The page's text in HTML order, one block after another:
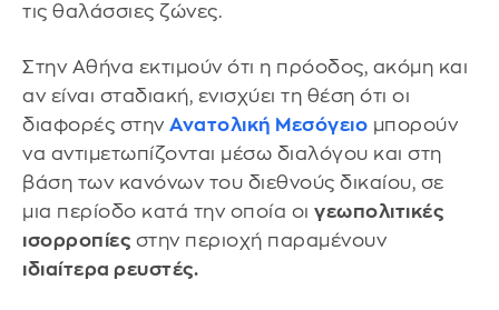
τις θαλάσσιες ζώνες.
Στην Αθήνα εκτιμούν ότι η πρόοδος, ακόμη και
αν είναι σταδιακή, ενισχύει τη θέση ότι οι
διαφορές στην Ανατολική Μεσόγειο μπορούν
να αντιμετωπίζονται μέσω διαλόγου και στη
βάση των κανόνων του διεθνούς δικαίου, σε
μια περίοδο κατά την οποία οι γεωπολιτικές
ισορροπίες στην περιοχή παραμένουν
ιδιαίτερα ρευστές.